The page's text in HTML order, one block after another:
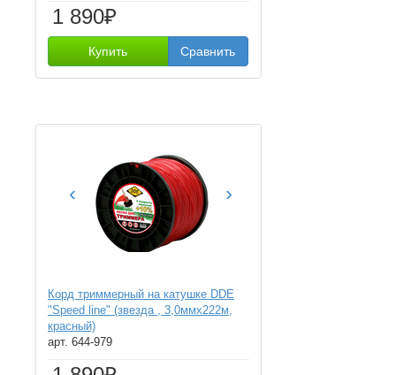
1 890₽
Купить Сравнить
‹ ›
Корд триммерный на катушке DDE
"Speed line" (звезда , 3,0ммх222м,
красный)
арт. 644-979